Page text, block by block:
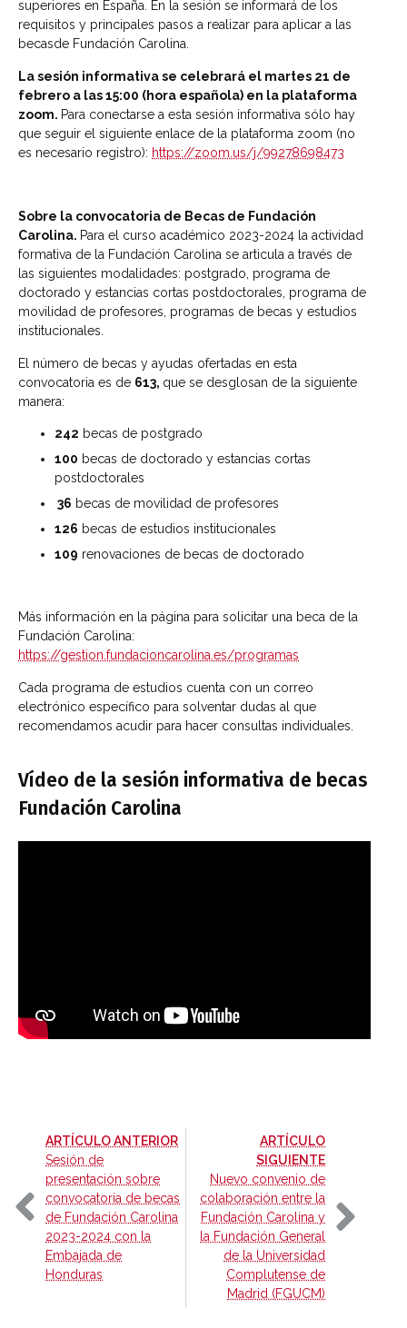
superiores en España. En la sesión se informará de los
requisitos y principales pasos a realizar para aplicar a las
becasde Fundación Carolina.
La sesión informativa se celebrará el martes 21 de
febrero a las 15:00 (hora española) en la plataforma
zoom. Para conectarse a esta sesión informativa sólo hay
que seguir el siguiente enlace de la plataforma zoom (no
es necesario registro): https://zoom.us/j/99278698473
Sobre la convocatoria de Becas de Fundación
Carolina. Para el curso académico 2023-2024 la actividad
formativa de la Fundación Carolina se articula a través de
las siguientes modalidades: postgrado, programa de
doctorado y estancias cortas postdoctorales, programa de
movilidad de profesores, programas de becas y estudios
institucionales.
El número de becas y ayudas ofertadas en esta
convocatoria es de 613, que se desglosan de la siguiente
manera:
242 becas de postgrado
100 becas de doctorado y estancias cortas
postdoctorales
36 becas de movilidad de profesores
126 becas de estudios institucionales
109 renovaciones de becas de doctorado
Más información en la página para solicitar una beca de la
Fundación Carolina:
https://gestion.fundacioncarolina.es/programas
Cada programa de estudios cuenta con un correo
electrónico específico para solventar dudas al que
recomendamos acudir para hacer consultas individuales.
Vídeo de la sesión informativa de becas
Fundación Carolina
ARTÍCULO ANTERIOR-
Sesión de
presentación sobre
convocatoria de becas
de Fundación Carolina
2023-2024 con la
Embajada de
Honduras
ARTÍCULO
SIGUIENTE-
Nuevo convenio de
colaboración entre la
Fundación Carolina y
la Fundación General
de la Universidad
Complutense de
Madrid (FGUCM)